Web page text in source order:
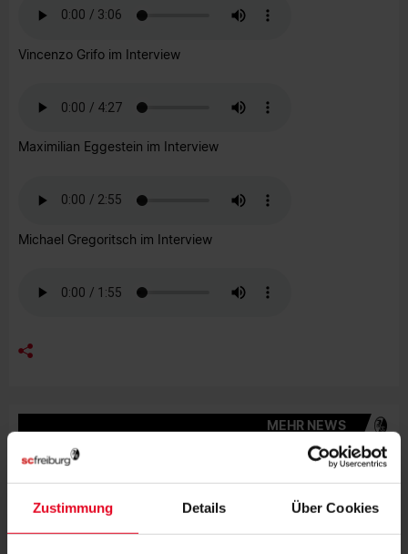
Zustimmung Details Über Cookies
Vincenzo Grifo im Interview
Maximilian Eggestein im Interview
Michael Gregoritsch im Interview
MEHR NEWS
DOPPELTE PREMIERE: BRUNOLD UND
VINCZE TREFFEN BEIM TEST
FRAUEN & MÄDCHEN 05.08.2026